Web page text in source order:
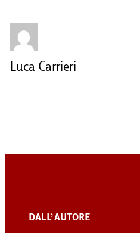
Luca Carrieri
DALL’ AUTORE